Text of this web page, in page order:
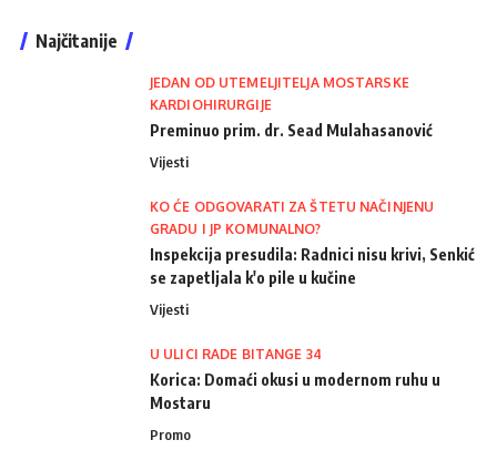
Najčitanije
JEDAN OD UTEMELJITELJA MOSTARSKE
KARDIOHIRURGIJE
Preminuo prim. dr. Sead Mulahasanović
Vijesti
KO ĆE ODGOVARATI ZA ŠTETU NAČINJENU
GRADU I JP KOMUNALNO?
Inspekcija presudila: Radnici nisu krivi, Senkić
se zapetljala k'o pile u kučine
Vijesti
U ULICI RADE BITANGE 34
Korica: Domaći okusi u modernom ruhu u
Mostaru
Promo